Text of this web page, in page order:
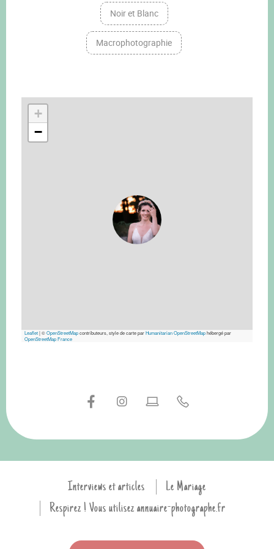
Noir et Blanc
Macrophotographie
+
−
Leaflet|©OpenStreetMapcontributeurs, style de carte parHumanitarian OpenStreetMaphébergé par
OpenStreetMap France
Interviews et articles
Le Mariage
Respirez ! Vous utilisez annuaire-photographe.fr